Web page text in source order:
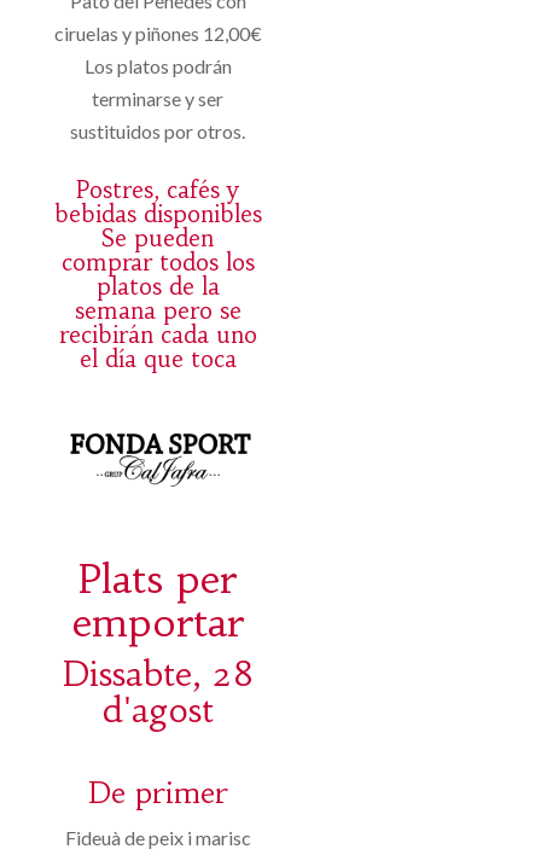
ciruelas y piñones 12,00€
Los platos podrán
terminarse y ser
sustituidos por otros.
Postres, cafés y
bebidas disponibles
Se pueden
comprar todos los
platos de la
semana pero se
recibirán cada uno
el día que toca
Plats per
emportar
Dissabte, 28
d'agost
De primer
Fideuà de peix i marisc